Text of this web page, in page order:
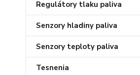
Regulátory tlaku paliva
Senzory hladiny paliva
Senzory teploty paliva
Tesnenia